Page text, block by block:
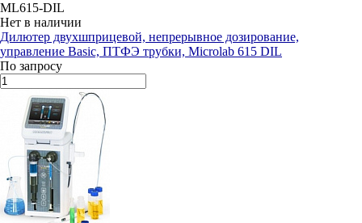
ML615-DIL
Нет в наличии
Дилютер двухшприцевой, непрерывное дозирование,
управление Basic, ПТФЭ трубки, Microlab 615 DIL
По запросу